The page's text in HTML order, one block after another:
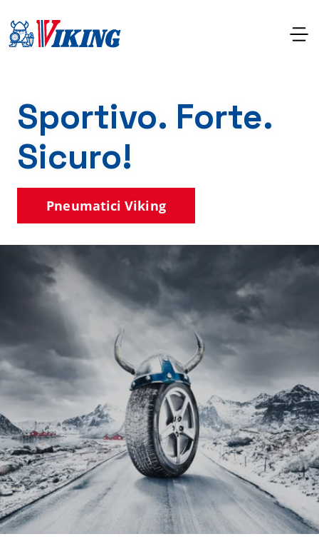
Sportivo. Forte.
Sicuro!
Pneumatici Viking